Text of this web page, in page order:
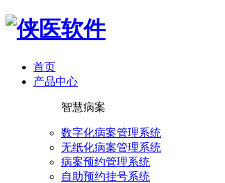
首页
产品中心
智慧病案
数字化病案管理系统
无纸化病案管理系统
病案预约管理系统
自助预约挂号系统